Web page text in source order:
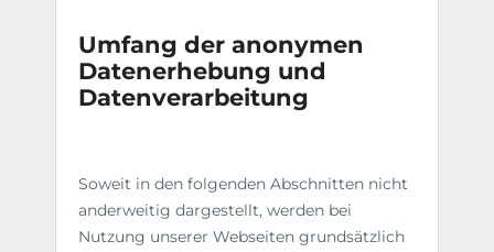
Umfang der anonymen
Datenerhebung und
Datenverarbeitung
Soweit in den folgenden Abschnitten nicht
anderweitig dargestellt, werden bei
Nutzung unserer Webseiten grundsätzlich